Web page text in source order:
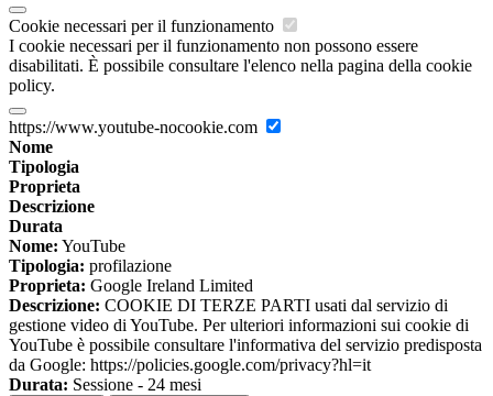
Cookie necessari per il funzionamento
I cookie necessari per il funzionamento non possono essere
disabilitati. È possibile consultare l'elenco nella pagina della cookie
policy.
https://www.youtube-nocookie.com
Nome
Tipologia
Proprieta
Descrizione
Durata
Nome: YouTube
Tipologia: profilazione
Proprieta: Google Ireland Limited
Descrizione: COOKIE DI TERZE PARTI usati dal servizio di
gestione video di YouTube. Per ulteriori informazioni sui cookie di
YouTube è possibile consultare l'informativa del servizio predisposta
da Google: https://policies.google.com/privacy?hl=it
Durata: Sessione - 24 mesi